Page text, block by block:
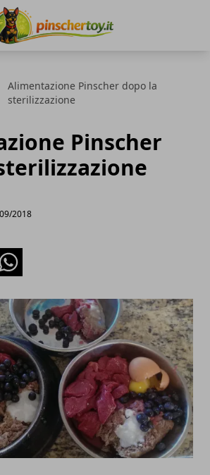
Alimentazione Pinscher dopo la
sterilizzazione
Pinscher
2018
Whatsapp